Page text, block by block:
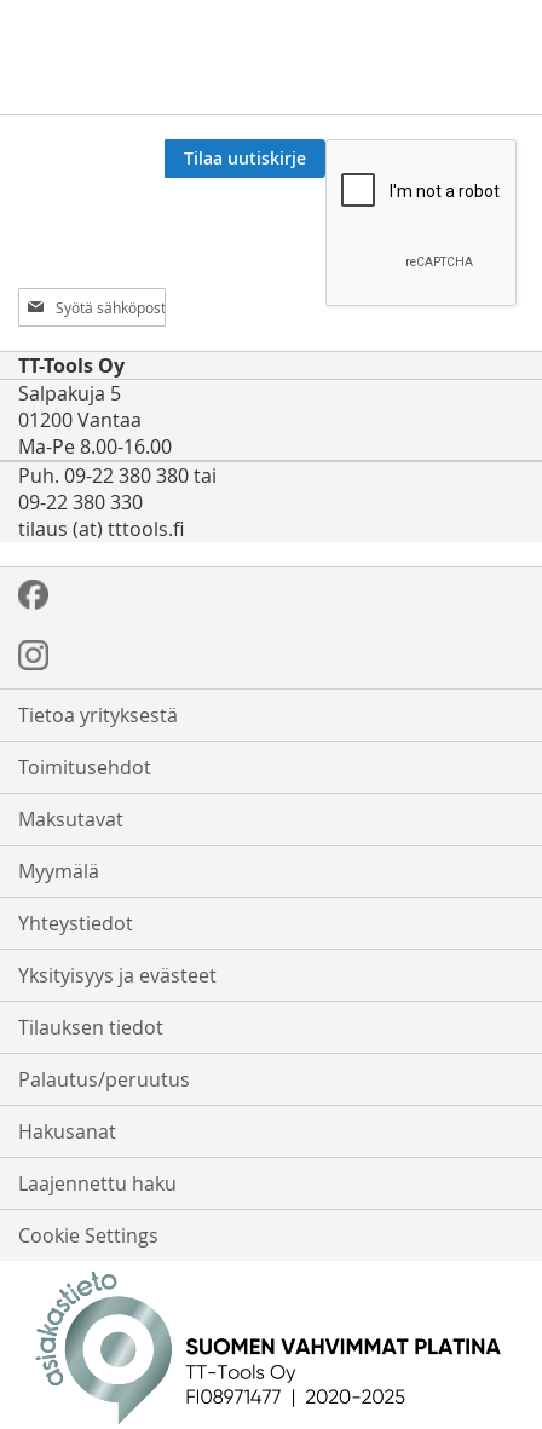
Tilaa
uutiskirjeemme:
Tilaa uutiskirje
TT-Tools Oy
Salpakuja 5
01200 Vantaa
Ma-Pe 8.00-16.00
Puh. 09-22 380 380 tai
09-22 380 330
tilaus (at) tttools.fi
Tietoa yrityksestä
Toimitusehdot
Maksutavat
Myymälä
Yhteystiedot
Yksityisyys ja evästeet
Tilauksen tiedot
Palautus/peruutus
Hakusanat
Laajennettu haku
Cookie Settings